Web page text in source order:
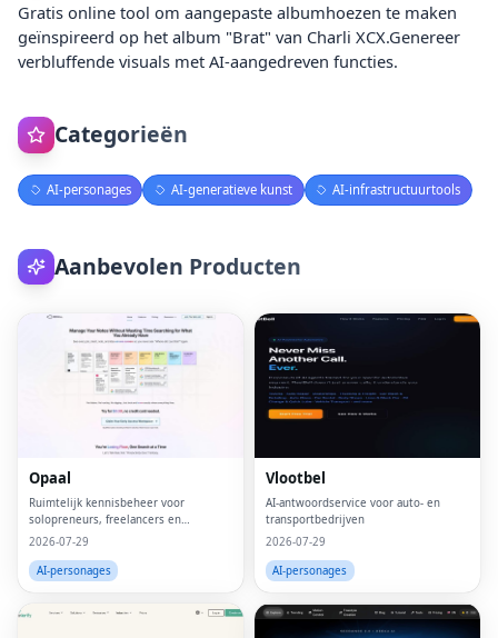
Gratis online tool om aangepaste albumhoezen te maken
geïnspireerd op het album "Brat" van Charli XCX.Genereer
verbluffende visuals met AI-aangedreven functies.
Categorieën
AI-personages AI-generatieve kunst AI-infrastructuurtools
Aanbevolen Producten
Opaal
Ruimtelijk kennisbeheer voor
solopreneurs, freelancers en
neurodivergerende denkers.
2026-07-29
AI-personages
Vlootbel
AI-antwoordservice voor auto- en
transportbedrijven
2026-07-29
AI-personages